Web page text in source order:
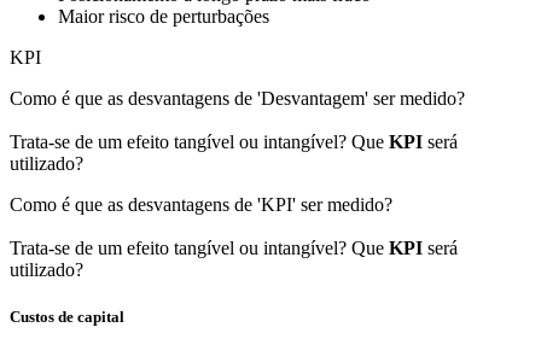
Maior risco de perturbações
KPI
Como é que as desvantagens de 'Desvantagem' ser medido?
Trata-se de um efeito tangível ou intangível? Que KPI será
utilizado?
Como é que as desvantagens de 'KPI' ser medido?
Trata-se de um efeito tangível ou intangível? Que KPI será
utilizado?
Custos de capital